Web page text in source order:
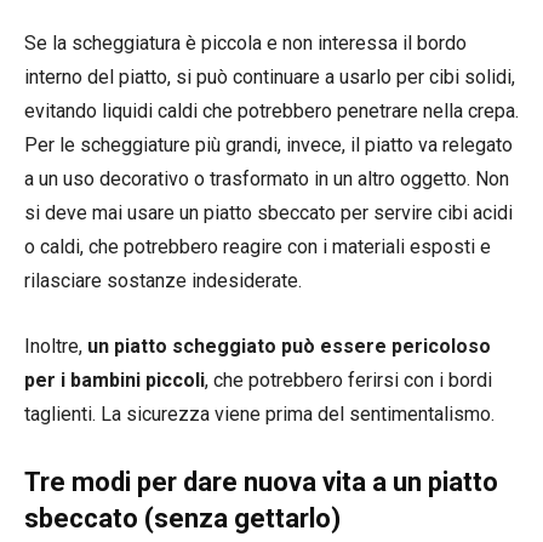
Se la scheggiatura è piccola e non interessa il bordo
interno del piatto, si può continuare a usarlo per cibi solidi,
evitando liquidi caldi che potrebbero penetrare nella crepa.
Per le scheggiature più grandi, invece, il piatto va relegato
a un uso decorativo o trasformato in un altro oggetto. Non
si deve mai usare un piatto sbeccato per servire cibi acidi
o caldi, che potrebbero reagire con i materiali esposti e
rilasciare sostanze indesiderate.
Inoltre, un piatto scheggiato può essere pericoloso
per i bambini piccoli, che potrebbero ferirsi con i bordi
taglienti. La sicurezza viene prima del sentimentalismo.
Tre modi per dare nuova vita a un piatto
sbeccato (senza gettarlo)